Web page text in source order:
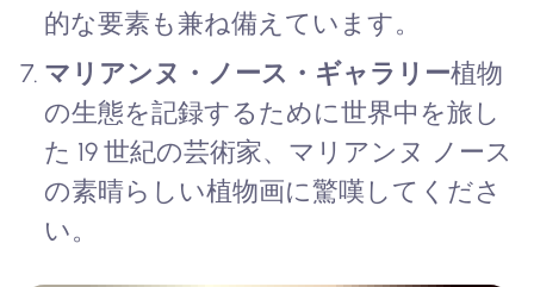
的な要素も兼ね備えています。
マリアンヌ・ノース・ギャラリー植物
の生態を記録するために世界中を旅し
た 19 世紀の芸術家、マリアンヌ ノース
の素晴らしい植物画に驚嘆してくださ
い。